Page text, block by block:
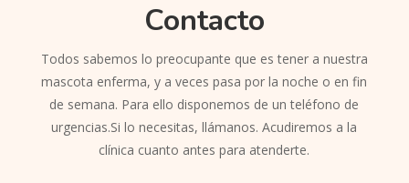
Contacto
Todos sabemos lo preocupante que es tener a nuestra
mascota enferma, y a veces pasa por la noche o en fin
de semana. Para ello disponemos de un teléfono de
urgencias.Si lo necesitas, llámanos. Acudiremos a la
clínica cuanto antes para atenderte.